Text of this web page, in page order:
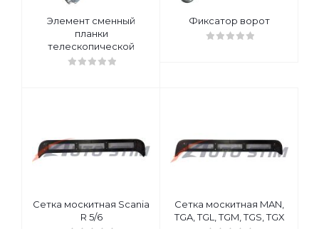
Элемент сменный
планки
телескопической
Фиксатор ворот
Сетка москитная Scania
R 5/6
Сетка москитная MAN,
TGA, TGL, TGM, TGS, TGX